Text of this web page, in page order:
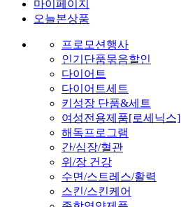
마이페이지
오늘본상품
프로모션행사
인기단품묶음할인
다이어트
다이어트세트
키성장 단품&세트
여성전용제품[로세닉스]
해독프로그램
간/심장/혈관
위/장 건강
수면/스트레스/활력
스킨/스킨케어